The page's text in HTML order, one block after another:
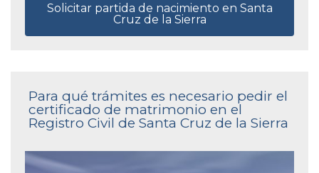
Solicitar partida de nacimiento en Santa
Cruz de la Sierra
Para qué trámites es necesario pedir el
certificado de matrimonio en el
Registro Civil de Santa Cruz de la Sierra